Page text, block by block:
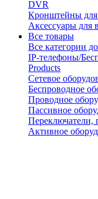
DVR
Кронштейны для
Аксессуары для
Все товары
Все категории
IP-телефоны/
Products
Сетевое
Беспроводное
Проводное
Пассивное
Переключатели,
Активное